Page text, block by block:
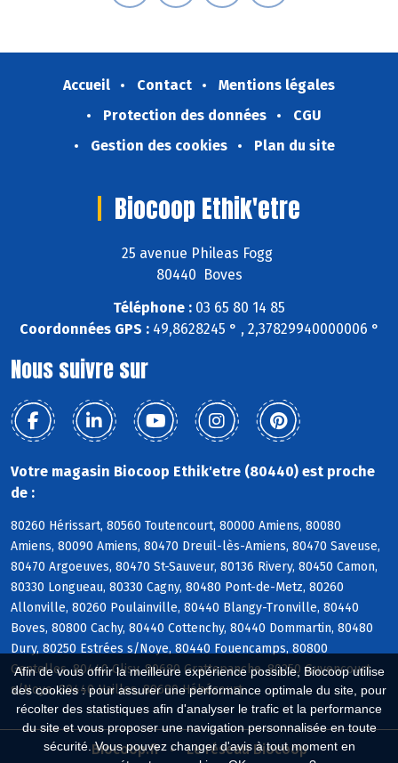
Afin de vous offrir la meilleure expérience possible, Biocoop utilise
des cookies : pour assurer une performance optimale du site, pour
récolter des statistiques afin d'analyser le trafic et la performance
du site et vous proposer une navigation personnalisée en toute
sécurité. Vous pouvez changer d'avis à tout moment en
Accueil Contact
Mentions légales
Protection des données
CGU
Gestion des cookies
Plan du site
Biocoop Ethik'etre
25 avenue Phileas Fogg
80440 Boves
Téléphone : 03 65 80 14 85
Coordonnées GPS :49,8628245 ° , 2,37829940000006 °
Nous suivre sur
Votre magasin Biocoop Ethik'etre (80440) est proche
de :
80260 Hérissart, 80560 Toutencourt, 80000 Amiens, 80080
Amiens, 80090 Amiens, 80470 Dreuil-lès-Amiens, 80470 Saveuse,
80470 Argoeuves, 80470 St-Sauveur, 80136 Rivery, 80450 Camon,
80330 Longueau, 80330 Cagny, 80480 Pont-de-Metz, 80260
Allonville, 80260 Poulainville, 80440 Blangy-Tronville, 80440
Boves, 80800 Cachy, 80440 Cottenchy, 80440 Dommartin, 80480
Dury, 80250 Estrées s/Noye, 80440 Fouencamps, 80800
Gentelles, 80440 Glisy, 80680 Grattepanche, 80250 Guyencourt
s/Noye, 80440 Hailles, 80680 Hébécourt
Biocoop.fr Le réseau Biocoop